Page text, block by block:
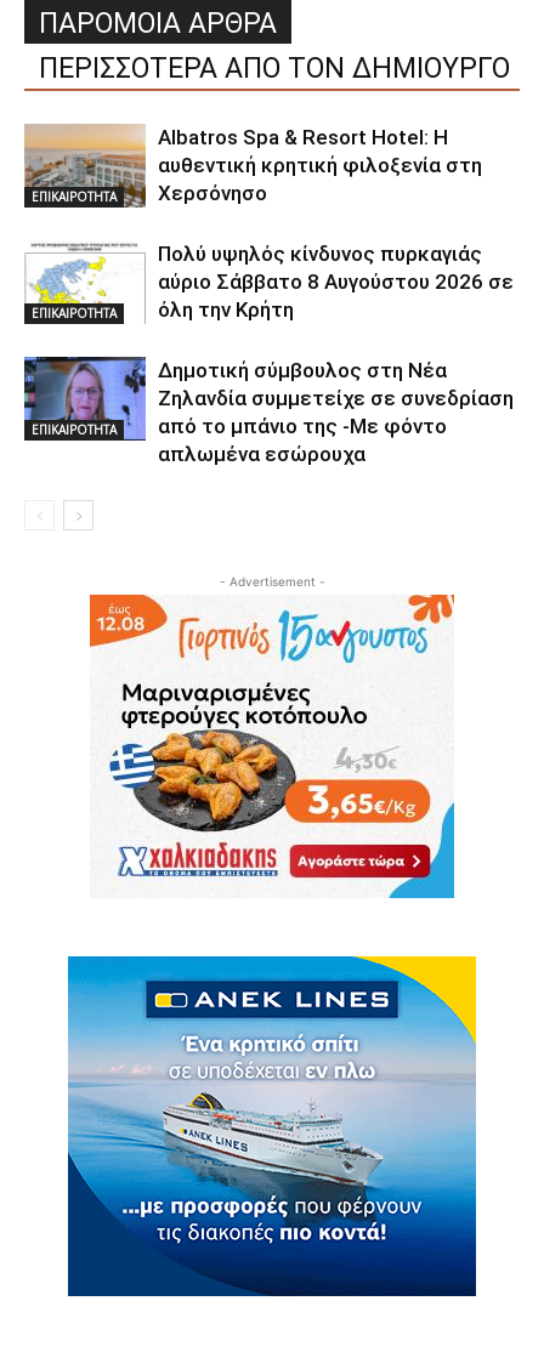
ΠΑΡΟΜΟΙΑ ΑΡΘΡΑ
ΠΕΡΙΣΣΟΤΕΡΑ ΑΠΟ ΤΟΝ ΔΗΜΙΟΥΡΓΟ
ΕΠΙΚΑΙΡΟΤΗΤΑ
Albatros Spa & Resort Hotel: Η
αυθεντική κρητική φιλοξενία στη
Χερσόνησο
ΕΠΙΚΑΙΡΟΤΗΤΑ
Πολύ υψηλός κίνδυνος πυρκαγιάς
αύριο Σάββατο 8 Αυγούστου 2026 σε
όλη την Κρήτη
ΕΠΙΚΑΙΡΟΤΗΤΑ
Δημοτική σύμβουλος στη Νέα
Ζηλανδία συμμετείχε σε συνεδρίαση
από το μπάνιο της -Με φόντο
απλωμένα εσώρουχα
- Advertisement -